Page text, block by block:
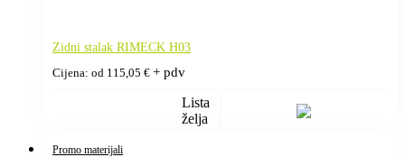
Zidni stalak RIMECK H03
Cijena: od 115,05 € + pdv
Lista
želja
Promo materijali